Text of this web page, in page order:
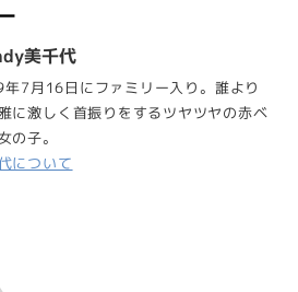
美千代
7月16日にファミリー入り。誰より
に激しく首振りをするツヤツヤの赤ベ
の子。
について